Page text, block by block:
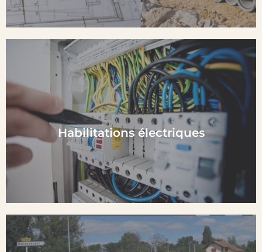
Habilitations électriques
En Savoir plus